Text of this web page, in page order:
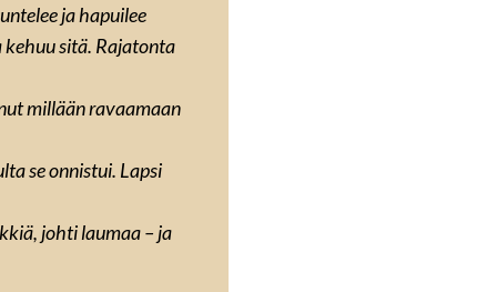
ja hapuilee
kehuu sitä. Rajatonta
millään ravaamaan
se onnistui. Lapsi
johti laumaa – ja